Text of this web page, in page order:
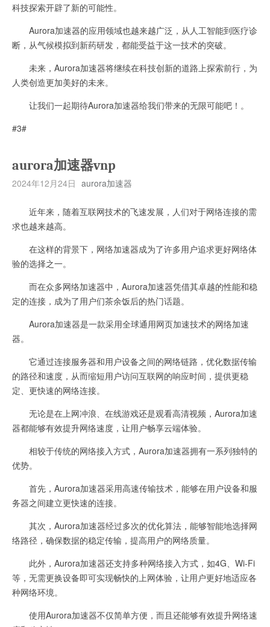
科技探索开辟了新的可能性。
Aurora加速器的应用领域也越来越广泛，从人工智能到医疗诊
断，从气候模拟到新药研发，都能受益于这一技术的突破。
未来，Aurora加速器将继续在科技创新的道路上探索前行，为
人类创造更加美好的未来。
让我们一起期待Aurora加速器给我们带来的无限可能吧！。
#3#
aurora加速器vnp
2024年12月24日 aurora加速器
近年来，随着互联网技术的飞速发展，人们对于网络连接的需
求也越来越高。
在这样的背景下，网络加速器成为了许多用户追求更好网络体
验的选择之一。
而在众多网络加速器中，Aurora加速器凭借其卓越的性能和稳
定的连接，成为了用户们茶余饭后的热门话题。
Aurora加速器是一款采用全球通用网页加速技术的网络加速
器。
它通过连接服务器和用户设备之间的网络链路，优化数据传输
的路径和速度，从而缩短用户访问互联网的响应时间，提供更稳
定、更快速的网络连接。
无论是在上网冲浪、在线游戏还是观看高清视频，Aurora加速
器都能够有效提升网络速度，让用户畅享云端体验。
相较于传统的网络接入方式，Aurora加速器拥有一系列独特的
优势。
首先，Aurora加速器采用高速传输技术，能够在用户设备和服
务器之间建立更快速的连接。
其次，Aurora加速器经过多次的优化算法，能够智能地选择网
络路径，确保数据的稳定传输，提高用户的网络质量。
此外，Aurora加速器还支持多种网络接入方式，如4G、Wi-Fi
等，无需更换设备即可实现畅快的上网体验，让用户更好地适应各
种网络环境。
使用Aurora加速器不仅简单方便，而且还能够有效提升网络速